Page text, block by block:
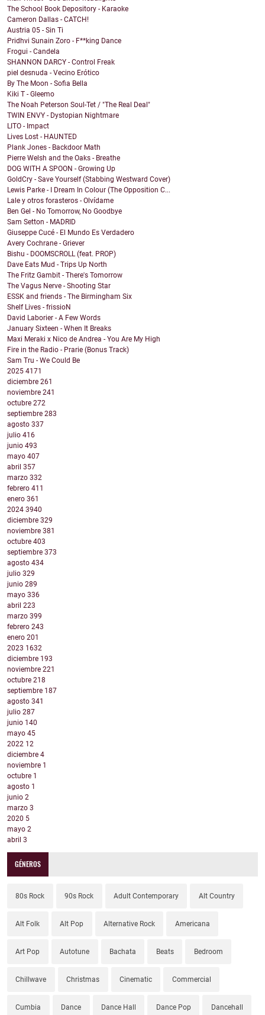
The School Book Depository - Karaoke
Cameron Dallas - CATCH!
Austria 05 - Sin Ti
Pridhvi Sunain Zoro - F**king Dance
Frogui - Candela
SHANNON DARCY - Control Freak
piel desnuda - Vecino Erótico
By The Moon - Sofia Bella
Kiki T - Gleemo
The Noah Peterson Soul-Tet / "The Real Deal"
TWIN ENVY - Dystopian Nightmare
LITO - Impact
Lives Lost - HAUNTED
Plank Jones - Backdoor Math
Pierre Welsh and the Oaks - Breathe
DOG WITH A SPOON - Growing Up
GoldCry - Save Yourself (Stabbing Westward Cover)
Lewis Parke - I Dream In Colour (The Opposition C...
Lale y otros forasteros - Olvídame
Ben Gel - No Tomorrow, No Goodbye
Sam Setton - MADRID
Giuseppe Cucé - El Mundo Es Verdadero
Avery Cochrane - Griever
Bishu - DOOMSCROLL (feat. PROP)
Dave Eats Mud - Trips Up North
The Fritz Gambit - There's Tomorrow
The Vagus Nerve - Shooting Star
ESSK and friends - The Birmingham Six
Shelf Lives - frissioN
David Laborier - A Few Words
January Sixteen - When It Breaks
Maxi Meraki x Nico de Andrea - You Are My High
Fire in the Radio - Prarie (Bonus Track)
Sam Tru - We Could Be
2025 4171
diciembre 261
noviembre 241
octubre 272
septiembre 283
agosto 337
julio 416
junio 493
mayo 407
abril 357
marzo 332
febrero 411
enero 361
2024 3940
diciembre 329
noviembre 381
octubre 403
septiembre 373
agosto 434
julio 329
junio 289
mayo 336
abril 223
marzo 399
febrero 243
enero 201
2023 1632
diciembre 193
noviembre 221
octubre 218
septiembre 187
agosto 341
julio 287
junio 140
mayo 45
2022 12
diciembre 4
noviembre 1
octubre 1
agosto 1
junio 2
marzo 3
2020 5
mayo 2
abril 3
GÉNEROS
80s Rock 90s Rock Adult Contemporary Alt Country
Alt Folk Alt Pop Alternative Rock Americana
Art Pop Autotune Bachata Beats Bedroom
Chillwave Christmas Cinematic Commercial
Cumbia Dance Dance Hall Dance Pop Dancehall